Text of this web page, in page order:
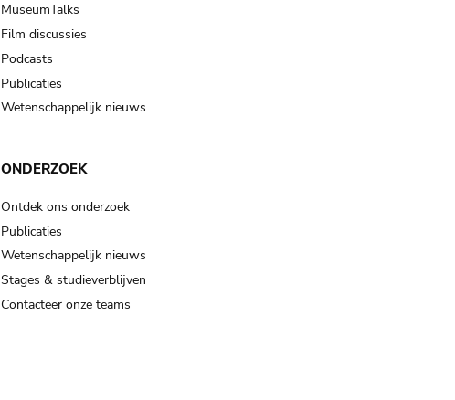
MuseumTalks
Film discussies
Podcasts
Publicaties
Wetenschappelijk nieuws
ONDERZOEK
Ontdek ons onderzoek
Publicaties
Wetenschappelijk nieuws
Stages & studieverblijven
Contacteer onze teams